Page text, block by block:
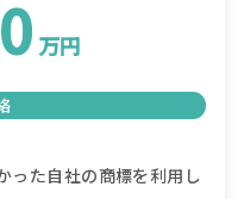
万円
った自社の商標を利用し